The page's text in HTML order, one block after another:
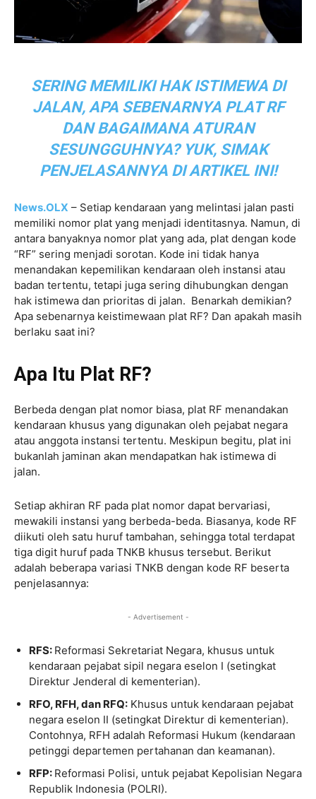
SERING MEMILIKI HAK ISTIMEWA DI
JALAN, APA SEBENARNYA PLAT RF
DAN BAGAIMANA ATURAN
SESUNGGUHNYA? YUK, SIMAK
PENJELASANNYA DI ARTIKEL INI!
News.OLX – Setiap kendaraan yang melintasi jalan pasti
memiliki nomor plat yang menjadi identitasnya. Namun, di
antara banyaknya nomor plat yang ada, plat dengan kode
“RF” sering menjadi sorotan. Kode ini tidak hanya
menandakan kepemilikan kendaraan oleh instansi atau
badan tertentu, tetapi juga sering dihubungkan dengan
hak istimewa dan prioritas di jalan. Benarkah demikian?
Apa sebenarnya keistimewaan plat RF? Dan apakah masih
berlaku saat ini?
Apa Itu Plat RF?
Berbeda dengan plat nomor biasa, plat RF menandakan
kendaraan khusus yang digunakan oleh pejabat negara
atau anggota instansi tertentu. Meskipun begitu, plat ini
bukanlah jaminan akan mendapatkan hak istimewa di
jalan.
Setiap akhiran RF pada plat nomor dapat bervariasi,
mewakili instansi yang berbeda-beda. Biasanya, kode RF
diikuti oleh satu huruf tambahan, sehingga total terdapat
tiga digit huruf pada TNKB khusus tersebut. Berikut
adalah beberapa variasi TNKB dengan kode RF beserta
penjelasannya:
- Advertisement -
RFS: Reformasi Sekretariat Negara, khusus untuk
kendaraan pejabat sipil negara eselon I (setingkat
Direktur Jenderal di kementerian).
RFO, RFH, dan RFQ: Khusus untuk kendaraan pejabat
negara eselon II (setingkat Direktur di kementerian).
Contohnya, RFH adalah Reformasi Hukum (kendaraan
petinggi departemen pertahanan dan keamanan).
RFP: Reformasi Polisi, untuk pejabat Kepolisian Negara
Republik Indonesia (POLRI).